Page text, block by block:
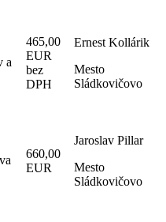
a
465,00
EUR
bez
DPH
Ernest Kollárik
Mesto
Sládkovičovo
660,00
EUR
Jaroslav Pillar
Mesto
Sládkovičovo